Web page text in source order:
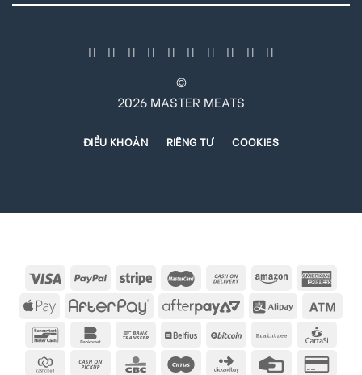
©
2026 MASTER MEATS
ĐIỀU KHOẢN RIÊNG TƯ COOKIES